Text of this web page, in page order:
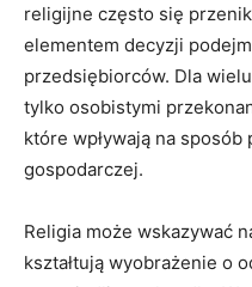
religijne często się
elementem decyzji
przedsiębiorców. Dla
tylko osobistymi
które wpływają na sposób
gospodarczej.
Religia może wskazywać
kształtują wyobrażenie o